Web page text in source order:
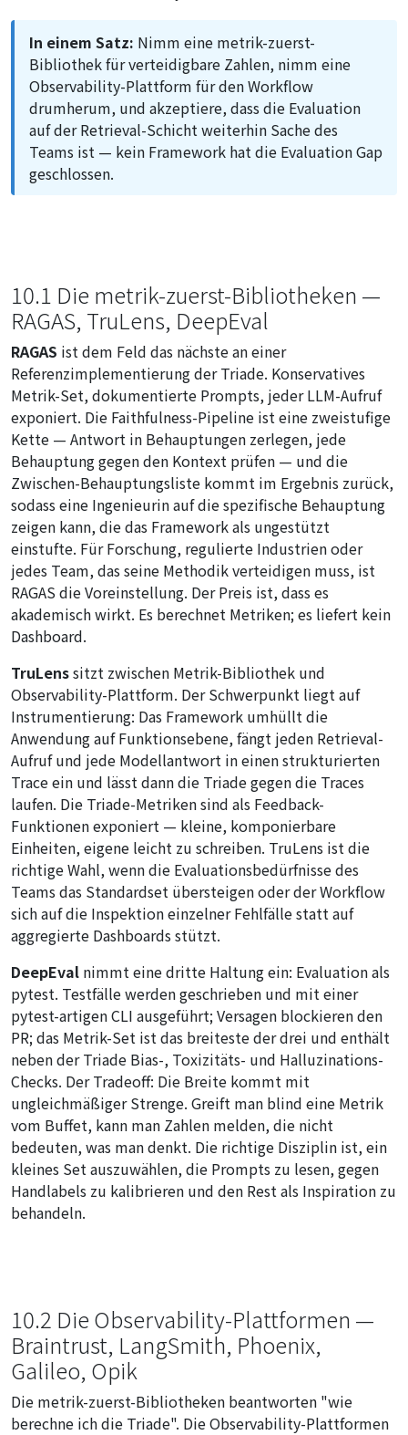
In einem Satz: Nimm eine metrik-zuerst-
Bibliothek für verteidigbare Zahlen, nimm eine
Observability-Plattform für den Workflow
drumherum, und akzeptiere, dass die Evaluation
auf der Retrieval-Schicht weiterhin Sache des
Teams ist — kein Framework hat die Evaluation Gap
geschlossen.
10.1 Die metrik-zuerst-Bibliotheken —
RAGAS, TruLens, DeepEval
RAGAS ist dem Feld das nächste an einer
Referenzimplementierung der Triade. Konservatives
Metrik-Set, dokumentierte Prompts, jeder LLM-Aufruf
exponiert. Die Faithfulness-Pipeline ist eine zweistufige
Kette — Antwort in Behauptungen zerlegen, jede
Behauptung gegen den Kontext prüfen — und die
Zwischen-Behauptungsliste kommt im Ergebnis zurück,
sodass eine Ingenieurin auf die spezifische Behauptung
zeigen kann, die das Framework als ungestützt
einstufte. Für Forschung, regulierte Industrien oder
jedes Team, das seine Methodik verteidigen muss, ist
RAGAS die Voreinstellung. Der Preis ist, dass es
akademisch wirkt. Es berechnet Metriken; es liefert kein
Dashboard.
TruLenssitzt zwischen Metrik-Bibliothek und
Observability-Plattform. Der Schwerpunkt liegt auf
Instrumentierung: Das Framework umhüllt die
Anwendung auf Funktionsebene, fängt jeden Retrieval-
Aufruf und jede Modellantwort in einen strukturierten
Trace ein und lässt dann die Triade gegen die Traces
laufen. Die Triade-Metriken sind als Feedback-
Funktionen exponiert — kleine, komponierbare
Einheiten, eigene leicht zu schreiben. TruLens ist die
richtige Wahl, wenn die Evaluationsbedürfnisse des
Teams das Standardset übersteigen oder der Workflow
sich auf die Inspektion einzelner Fehlfälle statt auf
aggregierte Dashboards stützt.
DeepEval nimmt eine dritte Haltung ein: Evaluation als
pytest. Testfälle werden geschrieben und mit einer
pytest-artigen CLI ausgeführt; Versagen blockieren den
PR; das Metrik-Set ist das breiteste der drei und enthält
neben der Triade Bias-, Toxizitäts- und Halluzinations-
Checks. Der Tradeoff: Die Breite kommt mit
ungleichmäßiger Strenge. Greift man blind eine Metrik
vom Buffet, kann man Zahlen melden, die nicht
bedeuten, was man denkt. Die richtige Disziplin ist, ein
kleines Set auszuwählen, die Prompts zu lesen, gegen
Handlabels zu kalibrieren und den Rest als Inspiration zu
behandeln.
10.2 Die Observability-Plattformen —
Braintrust, LangSmith, Phoenix,
Galileo, Opik
Die metrik-zuerst-Bibliotheken beantworten "wie
berechne ich die Triade". Die Observability-Plattformen